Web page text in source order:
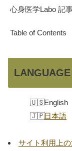
心身医学Labo 記
Table of Contents
LANGUAGE
English
日本語
サイト利用上